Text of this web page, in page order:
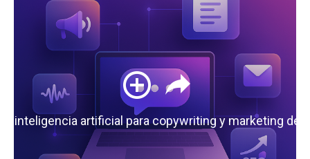
la inteligencia artificial para copywriting y marketing de